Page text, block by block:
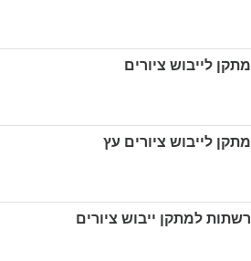
מתקן לייבוש ציורים
מתקן לייבוש ציורים עץ
רשתות למתקן ייבוש ציורים